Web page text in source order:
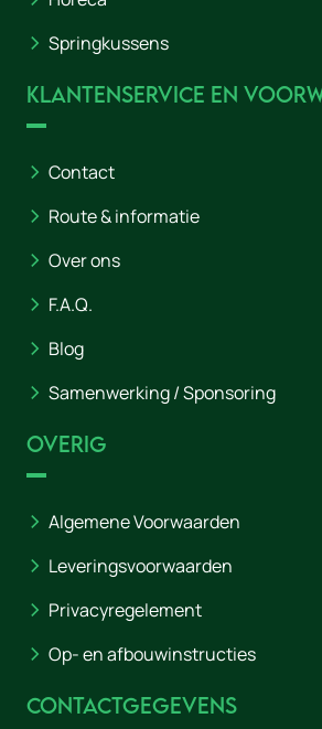
Springkussens
Klantenservice en
Contact
Route & informatie
Over ons
F.A.Q.
Blog
Samenwerking / Sponsoring
Overig
Algemene Voorwaarden
Leveringsvoorwaarden
Privacyregelement
Op- en afbouwinstructies
Contactgegevens